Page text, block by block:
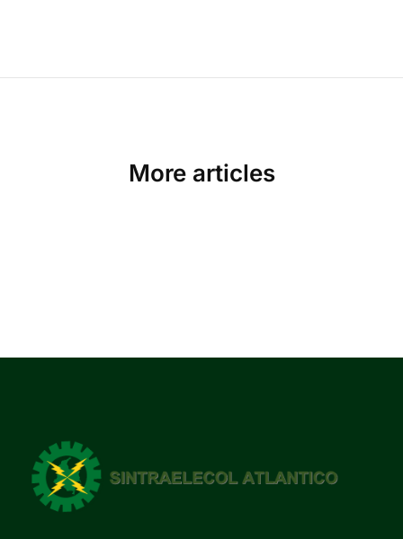
More articles